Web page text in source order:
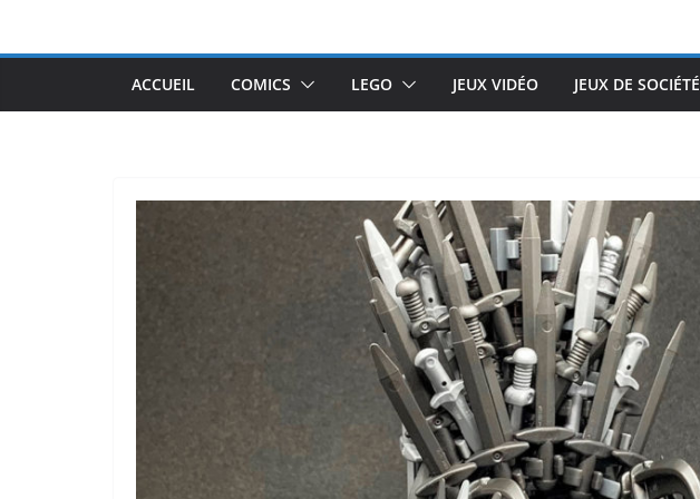
ACCUEIL COMICS LEGO JEUX VIDÉO JEUX DE SOCIÉTÉ